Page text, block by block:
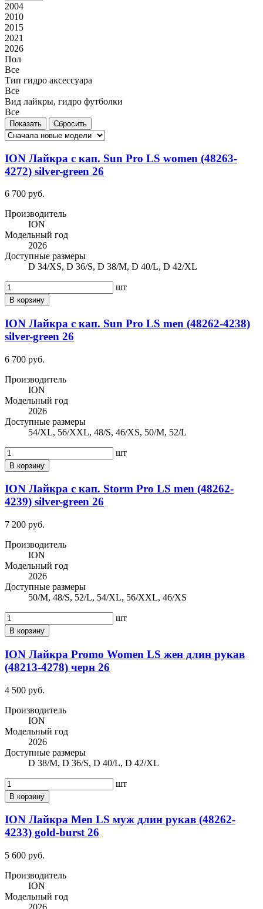
2004
2010
2015
2021
2026
Пол
Все
Тип гидро аксессуара
Все
Вид лайкры, гидро футболки
Все
ION Лайкра с кап. Sun Pro LS women (48263-
4272) silver-green 26
6 700 руб.
Производитель
ION
Модельный год
2026
Доступные размеры
D 34/XS, D 36/S, D 38/M, D 40/L, D 42/XL
шт
В корзину
ION Лайкра с кап. Sun Pro LS men (48262-4238)
silver-green 26
6 700 руб.
Производитель
ION
Модельный год
2026
Доступные размеры
54/XL, 56/XXL, 48/S, 46/XS, 50/M, 52/L
шт
В корзину
ION Лайкра с кап. Storm Pro LS men (48262-
4239) silver-green 26
7 200 руб.
Производитель
ION
Модельный год
2026
Доступные размеры
50/M, 48/S, 52/L, 54/XL, 56/XXL, 46/XS
шт
В корзину
ION Лайкра Promo Women LS жен длин рукав
(48213-4278) черн 26
4 500 руб.
Производитель
ION
Модельный год
2026
Доступные размеры
D 38/M, D 36/S, D 40/L, D 42/XL
шт
В корзину
ION Лайкра Men LS муж длин рукав (48262-
4233) gold-burst 26
5 600 руб.
Производитель
ION
Модельный год
2026